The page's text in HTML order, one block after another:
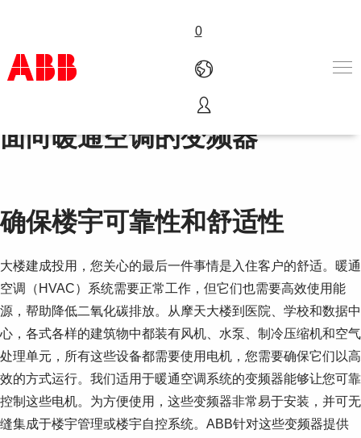
0
产品和解决方案
行业
Where to buy
联系我们
面向暖通空调的变频器
确保楼宇可靠性和舒适性
大楼建成投用，您关心的最后一件事情是入住客户的舒适。暖通
空调（HVAC）系统需要正常工作，但它们也需要高效使用能
源，帮助降低二氧化碳排放。从摩天大楼到医院、学校和数据中
心，各式各样的建筑物中都装有风机、水泵、制冷压缩机和空气
处理单元，所有这些设备都需要使用电机，您需要确保它们以高
效的方式运行。我们适用于暖通空调系统的变频器能够让您可靠
控制这些电机。为方便使用，这些变频器非常易于安装，并可无
缝集成于楼宇管理或楼宇自控系统。ABB针对这些变频器提供